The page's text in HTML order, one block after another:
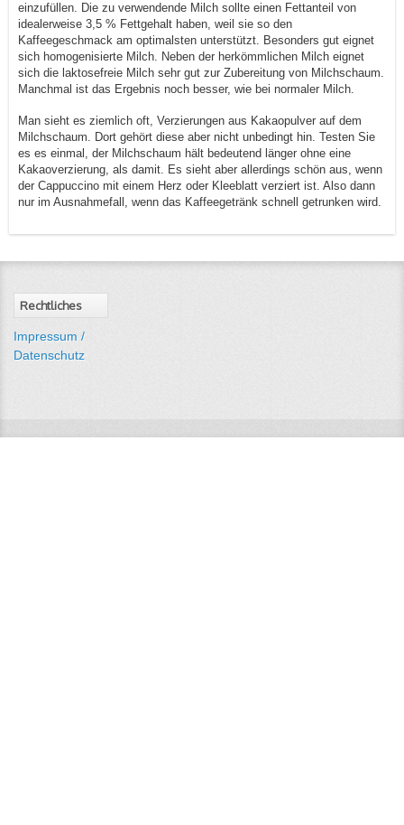
einzufüllen. Die zu verwendende Milch sollte einen Fettanteil von
idealerweise 3,5 % Fettgehalt haben, weil sie so den
Kaffeegeschmack am optimalsten unterstützt. Besonders gut eignet
sich homogenisierte Milch. Neben der herkömmlichen Milch eignet
sich die laktosefreie Milch sehr gut zur Zubereitung von Milchschaum.
Manchmal ist das Ergebnis noch besser, wie bei normaler Milch.
Man sieht es ziemlich oft, Verzierungen aus Kakaopulver auf dem
Milchschaum. Dort gehört diese aber nicht unbedingt hin. Testen Sie
es es einmal, der Milchschaum hält bedeutend länger ohne eine
Kakaoverzierung, als damit. Es sieht aber allerdings schön aus, wenn
der Cappuccino mit einem Herz oder Kleeblatt verziert ist. Also dann
nur im Ausnahmefall, wenn das Kaffeegetränk schnell getrunken wird.
Rechtliches
Impressum /
Datenschutz